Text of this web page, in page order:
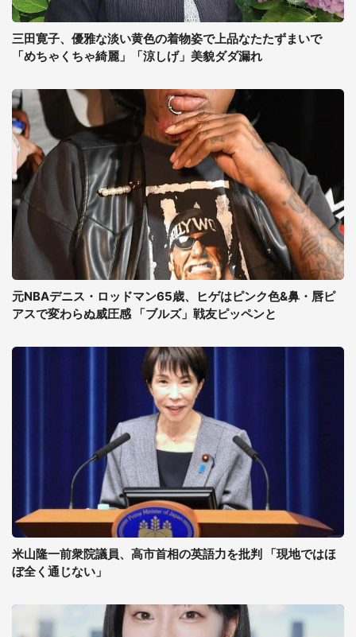
三田寛子、優雅な淡い黄色の着物姿で上品なたたずまいで
「めちゃくちゃ綺麗」「涼しげ」美貌ダダ漏れ
元NBAデニス・ロッドマン65歳、ヒゲはピンク色&鼻・唇ピ
アスで変わらぬ威圧感 「ブルズ」戦友ピッペンと
米山隆一前衆院議員、高市首相の英語力を批判 「現地ではほ
ぼ全く通じない」